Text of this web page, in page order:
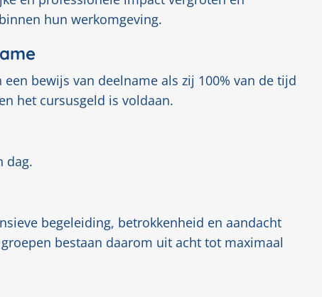
hun werkomgeving.
bewijs van deelname als zij 100% van de tijd
het cursusgeld is voldaan.
dag.
begeleiding, betrokkenheid en aandacht
bestaan daarom uit acht tot maximaal